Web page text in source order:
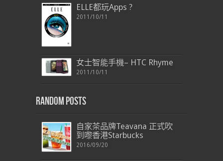
ELLE都玩Apps ?
2011/10/11
女士智能手機– HTC Rhyme
2011/10/11
Random Posts
自家茶品牌Teavana 正式吹
到嚟香港Starbucks
2016/09/20